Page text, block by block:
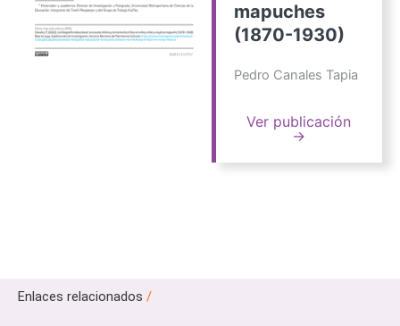
mapuches
(1870-1930)
Pedro Canales Tapia
Ver publicación
→
Enlaces relacionados /